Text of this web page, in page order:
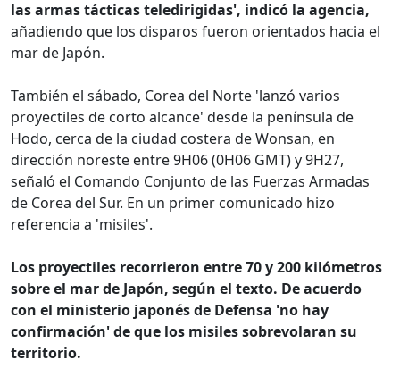
las armas tácticas teledirigidas', indicó la agencia,
añadiendo que los disparos fueron orientados hacia el
mar de Japón.
También el sábado, Corea del Norte 'lanzó varios
proyectiles de corto alcance' desde la península de
Hodo, cerca de la ciudad costera de Wonsan, en
dirección noreste entre 9H06 (0H06 GMT) y 9H27,
señaló el Comando Conjunto de las Fuerzas Armadas
de Corea del Sur. En un primer comunicado hizo
referencia a 'misiles'.
Los proyectiles recorrieron entre 70 y 200 kilómetros
sobre el mar de Japón, según el texto. De acuerdo
con el ministerio japonés de Defensa 'no hay
confirmación' de que los misiles sobrevolaran su
territorio.